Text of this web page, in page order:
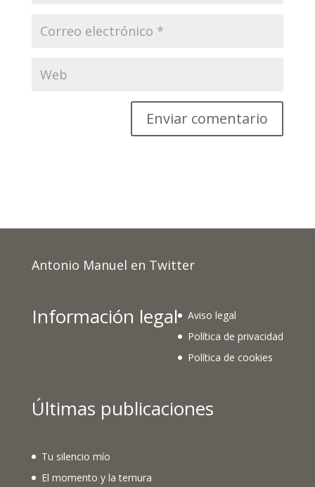
Antonio Manuel en Twitter
Información legal
Aviso legal
Política de privacidad
Política de cookies
Últimas publicaciones
Tu silencio mío
El momento y la ternura